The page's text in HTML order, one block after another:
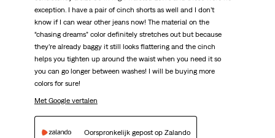
exception. I have a pair of cinch shorts as well and I don’t
know if I can wear other jeans now! The material on the
“chasing dreams” color definitely stretches out but because
they’re already baggy it still looks flattering and the cinch
helps you tighten up around the waist when you need it so
you can go longer between washes! I will be buying more
colors for sure!
Met Google vertalen
Oorspronkelijk gepost op Zalando